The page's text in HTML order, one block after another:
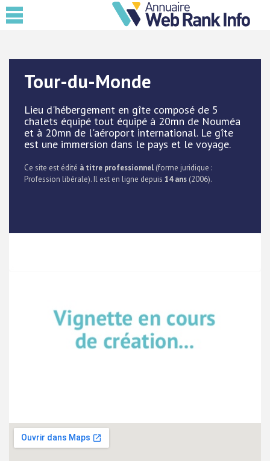
Tour-du-Monde
Lieu d'hébergement en gîte composé de 5
chalets équipé tout équipé à 20mn de Nouméa
et à 20mn de l'aéroport international. Le gîte
est une immersion dans le pays et le voyage.
Ce site est édité à titre professionnel (forme juridique :
Profession libérale). Il est en ligne depuis 14 ans (2006).